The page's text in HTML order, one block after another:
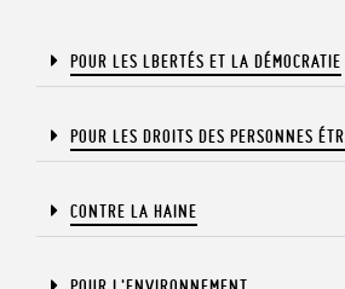
POUR LES LBERTÉS ET LA DÉMOCRATIE​
POUR LES DROITS DES PERSONNES
CONTRE LA HAINE